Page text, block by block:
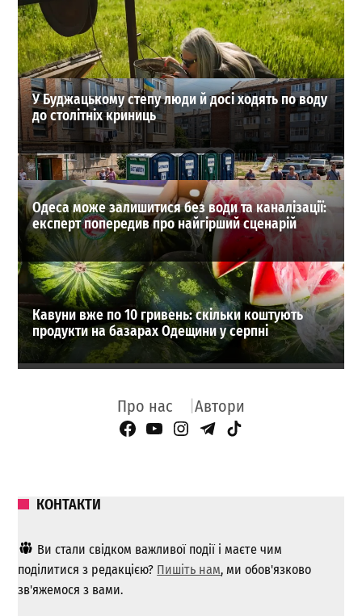
0
04-08-2026 в 17:19
ВИБІР РЕДАКЦІЇ
У Буджацькому степу люди й досі ходять по воду
до столітніх криниць
Одеса може залишитися без води та каналізації:
експерт попередив про найгірший сценарій
Кавуни вже по 10 гривень: скільки коштують
продукти на базарах Одещини у серпні
Про нас Автори
Facebook Page
YouTube
Instagram
Telegram
TikTok
КОНТАКТИ
Ви стали свідком важливої ​​події і маєте чим
поділитися з редакцією? Пишіть нам, ми обов'язково
зв'яжемося з вами.